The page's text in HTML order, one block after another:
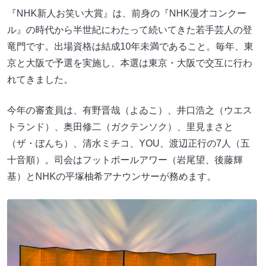
『NHK新人お笑い大賞』は、前身の『NHK漫才コンクー
ル』の時代から半世紀にわたって続いてきた若手芸人の登
竜門です。出場資格は結成10年未満であること。毎年、東
京と大阪で予選を実施し、本選は東京・大阪で交互に行わ
れてきました。
今年の審査員は、有野晋哉（よゐこ）、井口浩之（ウエス
トランド）、奥田修二（ガクテンソク）、里見まさと
（ザ・ぼんち）、清水ミチコ、YOU、渡辺正行の7人（五
十音順）。司会はフットボールアワー（岩尾望、後藤輝
基）とNHKの平塚柚希アナウンサーが務めます。